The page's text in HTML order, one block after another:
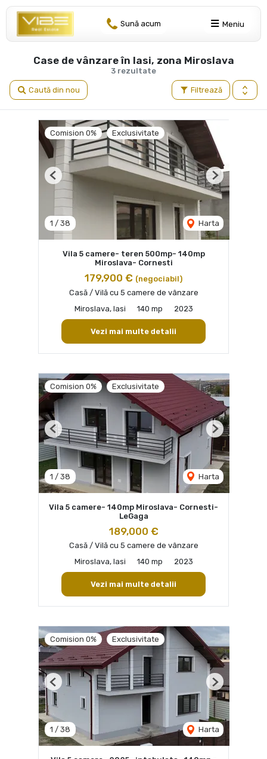
Sună acum Meniu
3 rezultate
Case de vânzare în Iasi, zona Miroslava
Filtrează
Caută din nou
Comision 0% Exclusivitate
1 / 38 Harta
Previous Next
Vila 5 camere- teren 500mp- 140mp
Miroslava- Cornesti
179,900 € (negociabil)
Casă / Vilă cu 5 camere de vânzare
Miroslava, Iasi
140 mp 2023
Vezi mai multe detalii
Comision 0% Exclusivitate
1 / 38 Harta
Previous Next
Vila 5 camere- 140mp Miroslava- Cornesti-
LeGaga
189,000 €
Casă / Vilă cu 5 camere de vânzare
Miroslava, Iasi
140 mp 2023
Vezi mai multe detalii
Comision 0% Exclusivitate
1 / 38 Harta
Previous Next